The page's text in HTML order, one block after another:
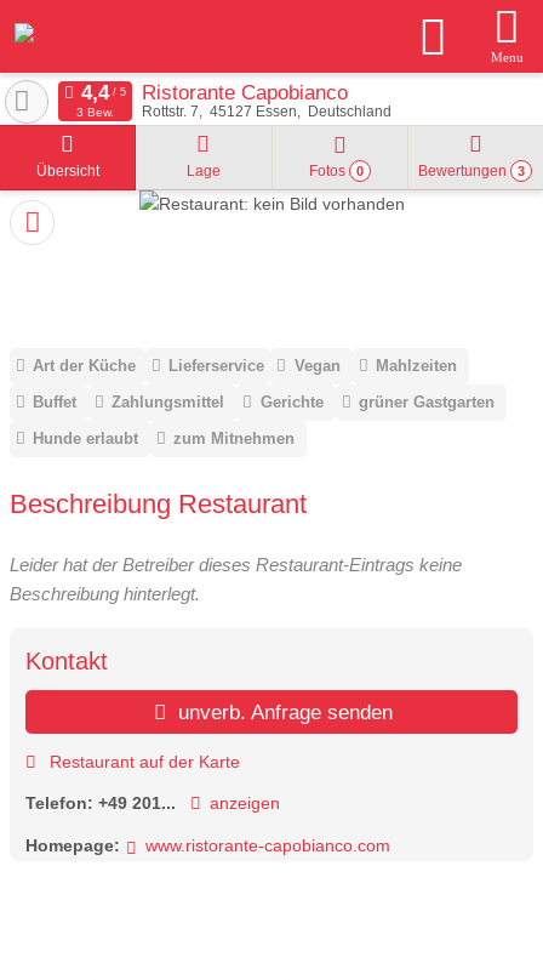
Menu
Ristorante Capobianco
Rottstr. 7 45127 Essen Deutschland
3 Bew.
Übersicht Lage Fotos 0 Bewertungen 3
Art der Küche Lieferservice Vegan
Mahlzeiten
Buffet
Zahlungsmittel Gerichte
grüner Gastgarten
Hunde erlaubt
zum Mitnehmen
Beschreibung Restaurant
Leider hat der Betreiber dieses Restaurant-Eintrags keine
Beschreibung hinterlegt.
Kontakt
unverb. Anfrage senden
Restaurant auf der Karte
Telefon: +49 201... anzeigen
Homepage: www.ristorante-capobianco.com